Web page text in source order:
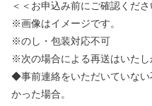
＜＜お申込み前にご確認くださ
※画像はイメージです。
※のし・包装対応不可
※次の場合による再送はいたし
◆事前連絡をいただいていな
かった場合。